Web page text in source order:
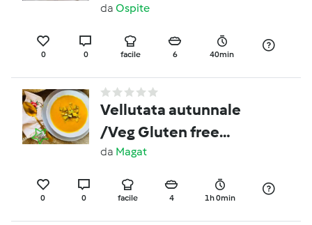
MELE DELLA NONNA
(SENZA BURRO)
da Ospite
0 0 facile 6 40min
Vellutata autunnale
/Veg Gluten free
Lactos free
da Magat
0 0 facile 4 1h 0min